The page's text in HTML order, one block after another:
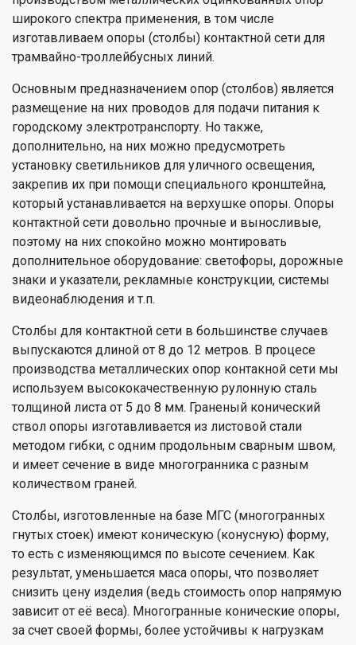
широкого спектра применения, в том числе
изготавливаем опоры (столбы) контактной сети для
трамвайно-троллейбусных линий.
Основным предназначением опор (столбов) является
размещение на них проводов для подачи питания к
городскому электротранспорту. Но также,
дополнительно, на них можно предусмотреть
установку светильников для уличного освещения,
закрепив их при помощи специального кронштейна,
который устанавливается на верхушке опоры. Опоры
контактной сети довольно прочные и выносливые,
поэтому на них спокойно можно монтировать
дополнительное оборудование: светофоры, дорожные
знаки и указатели, рекламные конструкции, системы
видеонаблюдения и т.п.
Столбы для контактной сети в большинстве случаев
выпускаются длиной от 8 до 12 метров. В процесе
производства металлических опор контакной сети мы
используем высококачественную рулонную сталь
толщиной листа от 5 до 8 мм. Граненый конический
ствол опоры изготавливается из листовой стали
методом гибки, с одним продольным сварным швом,
и имеет сечение в виде многогранника с разным
количеством граней.
Столбы, изготовленные на базе МГС (многогранных
гнутых стоек) имеют коническую (конусную) форму,
то есть с изменяющимся по высоте сечением. Как
результат, уменьшается маса опоры, что позволяет
снизить цену изделия (ведь стоимость опор напрямую
зависит от её веса). Многогранные конические опоры,
за счет своей формы, более устойчивы к нагрузкам